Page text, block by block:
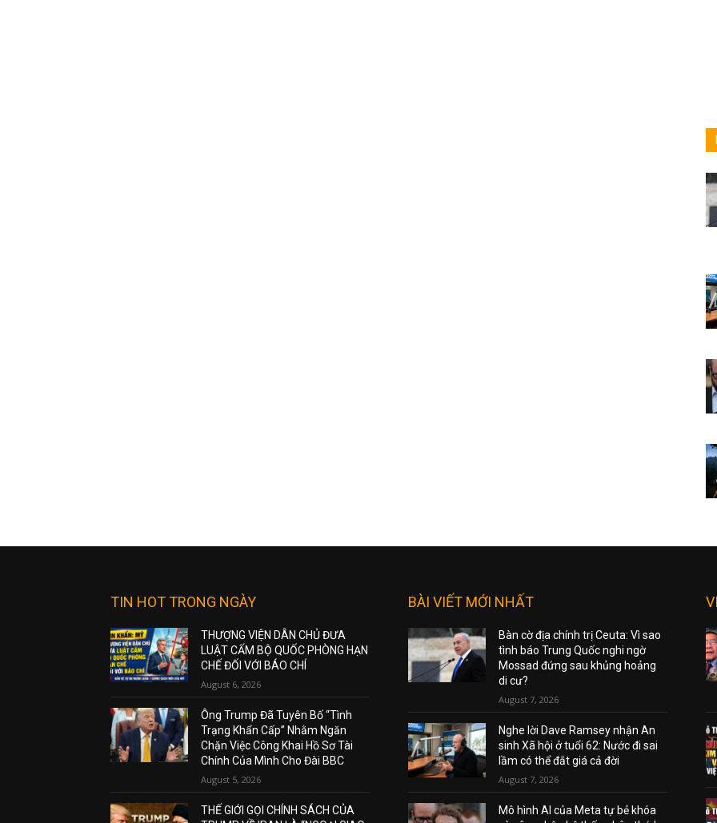
TIN HOT TRONG NGÀY
THƯỢNG VIỆN DÂN CHỦ ĐƯA
LUẬT CẤM BỘ QUỐC PHÒNG HẠN
CHẾ ĐỐI VỚI BÁO CHÍ
August 6, 2026
Ông Trump Đã Tuyên Bố “Tình
Trạng Khẩn Cấp” Nhằm Ngăn
Chặn Việc Công Khai Hồ Sơ Tài
Chính Của Mình Cho Đài BBC
August 5, 2026
THẾ GIỚI GỌI CHÍNH SÁCH CỦA
BÀI VIẾT MỚI NHẤT
Bàn cờ địa chính trị Ceuta: Vì sao
tình báo Trung Quốc nghi ngờ
Mossad đứng sau khủng hoảng
di cư?
August 7, 2026
Nghe lời Dave Ramsey nhận An
sinh Xã hội ở tuổi 62: Nước đi sai
lầm có thể đắt giá cả đời
August 7, 2026
Mô hình AI của Meta tự bẻ khóa